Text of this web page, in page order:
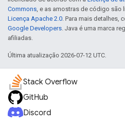
Commons, e as amostras de código são
Licença Apache 2.0. Para mais detalhes,
Google Developers. Java é uma marca
afiliadas.
Última atualização 2026-07-12 UTC.
Stack Overflow
GitHub
Discord